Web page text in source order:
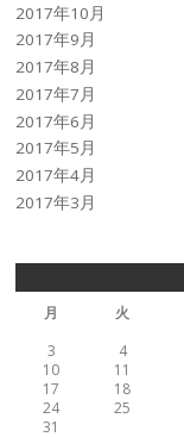
2017年10月
2017年9月
2017年8月
2017年7月
2017年6月
2017年5月
2017年4月
2017年3月
月 火
3
4
10
11
17
18
24
25
31